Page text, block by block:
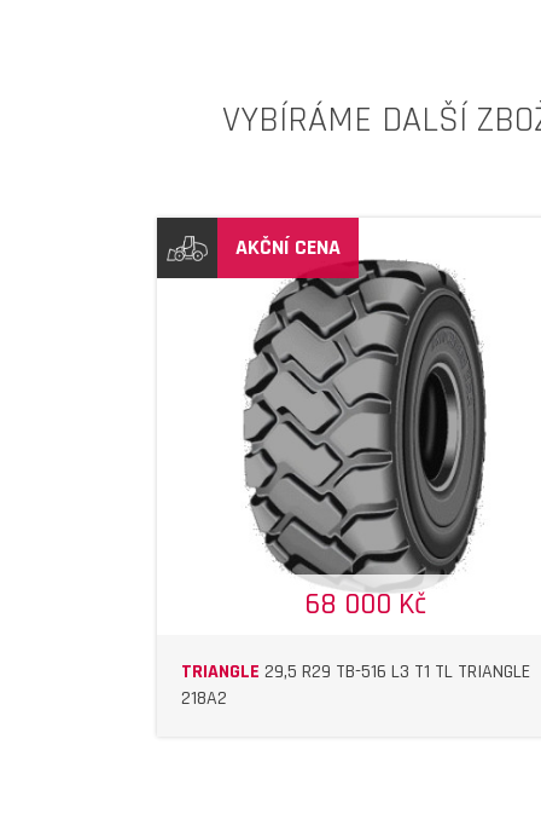
VYBÍRÁME DALŠÍ
AKČNÍ CENA
68 000 Kč
TRIANGLE 29,5 R29 TB-516 L3 T1 TL TRIANGLE
218A2
DETAIL